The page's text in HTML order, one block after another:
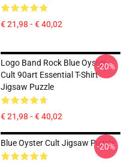
€ 21,98 - € 40,02
Logo Band Rock Blue Oyster
Cult 90art Essential T-Shirt
Jigsaw Puzzle
€ 21,98 - € 40,02
-20%
Blue Oyster Cult Jigsaw Puzzle
-20%